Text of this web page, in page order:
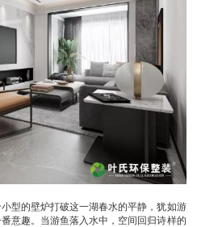
型的壁炉打破这一湖春水的平静，犹如游
意趣。当游鱼落入水中，空间回归诗样的